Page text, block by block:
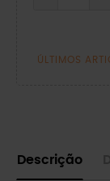
ÚLTIMOS
Descrição